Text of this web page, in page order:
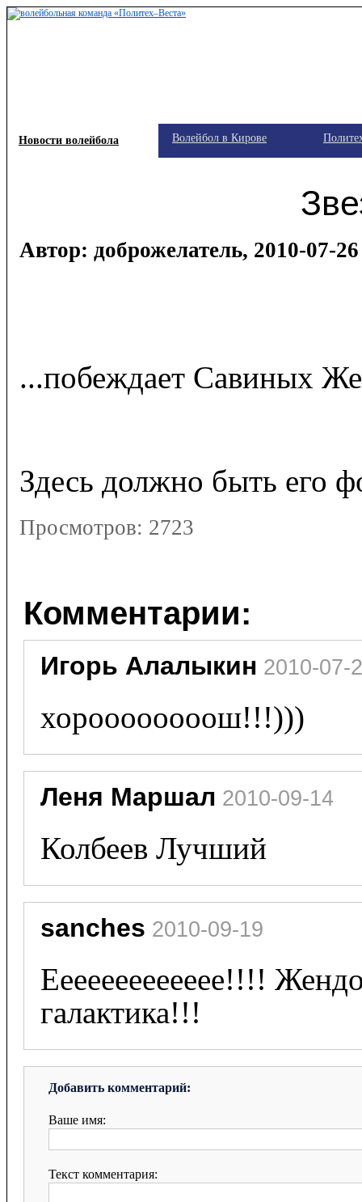
Новости волейбола Волейбол в Кирове
Автор: доброжелатель, 2010-07-26
...побеждает Савиных
Здесь должно быть его
Просмотров: 2723
Комментарии:
Игорь Алалыкин 2010-07-
хороооооооош!!!)))
Леня Маршал 2010-09-14
Колбеев Лучший
sanches 2010-09-19
Еееееееееееее!!!!
галактика!!!
Добавить комментарий:
Ваше имя:
Текст комментария: